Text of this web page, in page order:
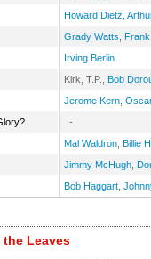
Howard Dietz
Grady Watts
Irving Berlin
Kirk, T.P., Bob
Jerome Kern
-
Mal Waldron Billie
Jimmy McHugh
Bob Haggart
Leaves